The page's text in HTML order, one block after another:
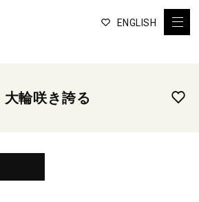
ENGLISH
大輪咲き誇る